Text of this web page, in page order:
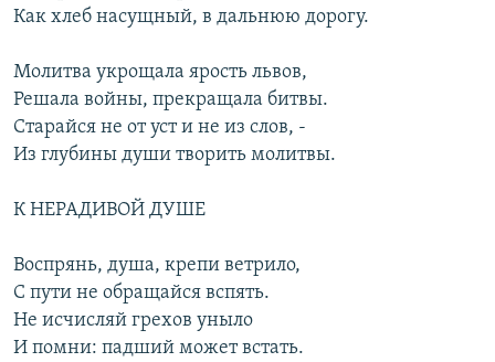
Как хлеб насущный, в дальнюю дорогу.
Молитва укрощала ярость львов,
Решала войны, прекращала битвы.
Старайся не от уст и не из слов, -
Из глубины души творить молитвы.
К НЕРАДИВОЙ ДУШЕ
Воспрянь, душа, крепи ветрило,
С пути не обращайся вспять.
Не исчисляй грехов уныло
И помни: падший может встать.